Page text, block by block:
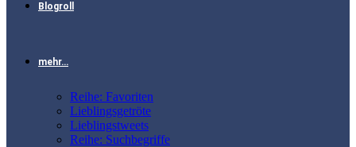
Blogroll
mehr…
Reihe: Favoriten
Lieblingsgetröte
Lieblingstweets
Reihe: Suchbegriffe